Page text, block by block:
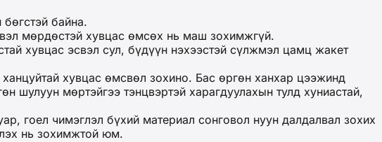
байна.
мөрдөстэй хувцас өмсөх нь маш зохимжгүй.
хувцас эсвэл сул, бүдүүн нэхээстэй сүлжмэл цамц жакет
хувцас өмсвөл зохино. Бас өргөн ханхар цээжинд
шулуун мөртэйгээ тэнцвэртэй харагдуулахын тулд хуниастай,
гоел чимэглэл бүхий материал сонговол нуун далдалвал зохих
нь зохимжтой юм.